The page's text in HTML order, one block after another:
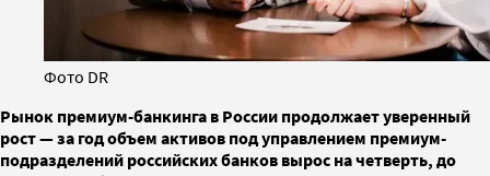
Фото DR
Рынок премиум-банкинга в России продолжает уверенный
рост — за год объем активов под управлением премиум-
подразделений российских банков вырос на четверть, до